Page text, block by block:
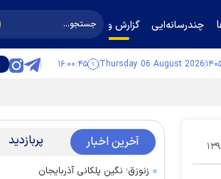
چندرسانه‌ایی گزارش و گفت‌وگو
Thursday 06 August 2026 ۱۶:۰۰:۴۵
۰۵ آخرین اخبار پربازدید
زنوزق؛ نگین پلکانی آذربایجان